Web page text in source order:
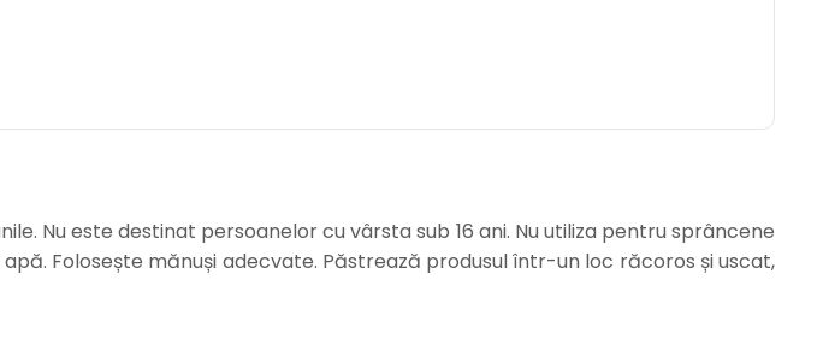
Nu este destinat persoanelor cu vârsta sub 16 ani. Nu utiliza pentru sprâncene
Folosește mănuși adecvate. Păstrează produsul într-un loc răcoros și uscat,